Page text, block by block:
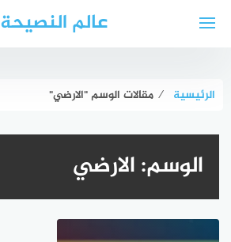
عالم النصيحة
الرئيسية ⁄ مقالات الوسم "الارضي"
الوسم:الارضي